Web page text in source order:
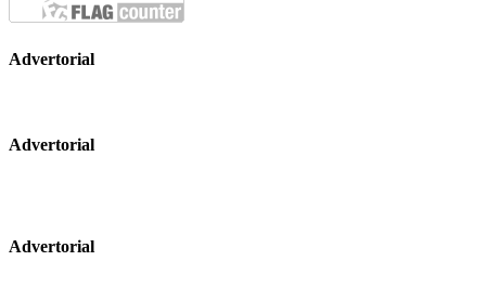
Advertorial
Advertorial
Advertorial